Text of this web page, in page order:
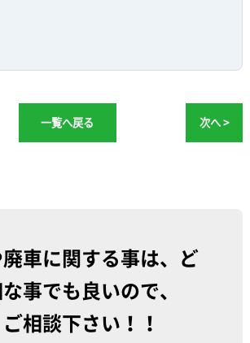
一覧へ戻る 次へ >
車に関する事は、ど
事でも良いので、
相談下さい！！